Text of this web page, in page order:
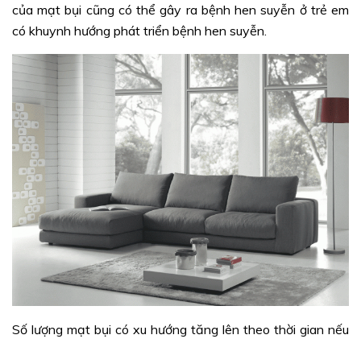
của mạt bụi cũng có thể gây ra bệnh hen suyễn ở trẻ em
có khuynh hướng phát triển bệnh hen suyễn.
Số lượng mạt bụi có xu hướng tăng lên theo thời gian nếu